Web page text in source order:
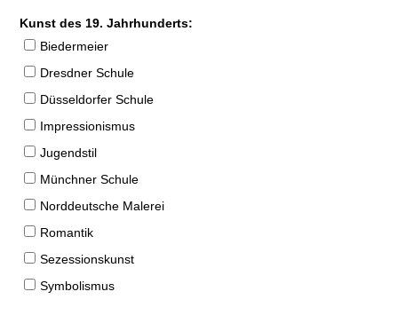
Kunst des 19. Jahrhunderts:
Biedermeier
Dresdner Schule
Düsseldorfer Schule
Impressionismus
Jugendstil
Münchner Schule
Norddeutsche Malerei
Romantik
Sezessionskunst
Symbolismus